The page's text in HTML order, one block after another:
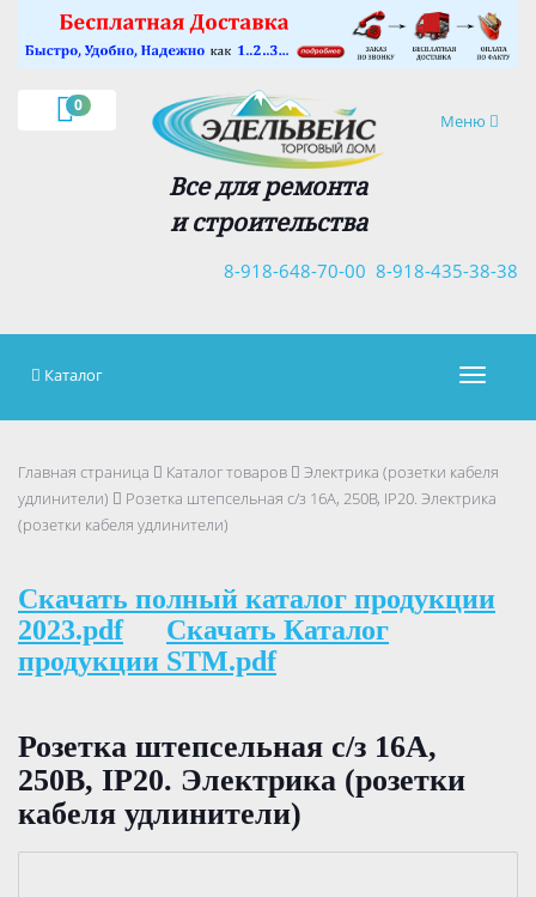
0
Навигация
Меню
Все для ремонта
и строительства
8-918-435-38-38
8-918-648-70-00
×
Каталог
Главная страница Каталог товаров
Электрика (розетки кабеля
удлинители)
Розетка штепсельная с/з 16А, 250В, IP20. Электрика
(розетки кабеля удлинители)
Скачать полный каталог продукции
2023.pdf
Скачать Каталог
продукции STM.pdf
Розетка штепсельная с/з 16А,
250В, IP20. Электрика (розетки
кабеля удлинители)